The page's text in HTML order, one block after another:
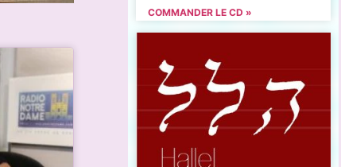
COMMANDER LE CD »